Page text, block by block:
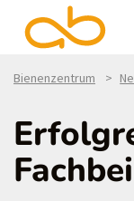
Bienenzentrum